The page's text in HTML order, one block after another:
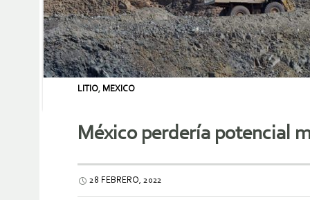
LITIO, MEXICO
México perdería potencial
28 FEBRERO, 2022